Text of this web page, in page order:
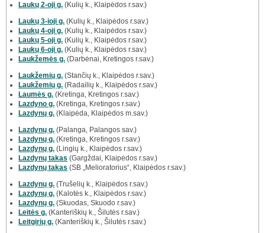
Laukų 2-oji g. (Kulių k., Klaipėdos r.sav.)
Laukų 3-ioji g. (Kulių k., Klaipėdos r.sav.)
Laukų 4-oji g. (Kulių k., Klaipėdos r.sav.)
Laukų 5-oji g. (Kulių k., Klaipėdos r.sav.)
Laukų 6-oji g. (Kulių k., Klaipėdos r.sav.)
Laukžemės g. (Darbėnai, Kretingos r.sav.)
Laukžemių g. (Stančių k., Klaipėdos r.sav.)
Laukžemių g. (Radailių k., Klaipėdos r.sav.)
Laumės g. (Kretinga, Kretingos r.sav.)
Lazdyno g. (Kretinga, Kretingos r.sav.)
Lazdynų g. (Klaipėda, Klaipėdos m.sav.)
Lazdynų g. (Palanga, Palangos sav.)
Lazdynų g. (Kretinga, Kretingos r.sav.)
Lazdynų g. (Lingių k., Klaipėdos r.sav.)
Lazdynų takas (Gargždai, Klaipėdos r.sav.)
Lazdynų takas (SB „Melioratorius“, Klaipėdos r.sav.)
Lazdynų g. (Trušelių k., Klaipėdos r.sav.)
Lazdynų g. (Kalotės k., Klaipėdos r.sav.)
Lazdynų g. (Skuodas, Skuodo r.sav.)
Leitės g. (Kanteriškių k., Šilutės r.sav.)
Leitgirių g. (Kanteriškių k., Šilutės r.sav.)